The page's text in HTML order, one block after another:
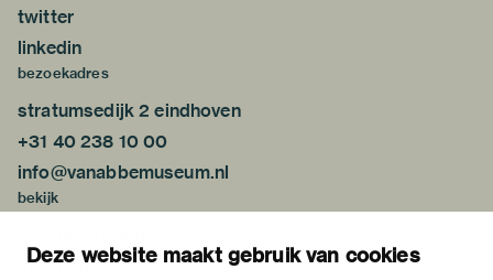
Deze website maakt gebruik van cookies
twitter
linkedin
bezoekadres
stratumsedijk 2 eindhoven
+31 40 238 10 00
info@vanabbemuseum.nl
bekijk
activiteiten